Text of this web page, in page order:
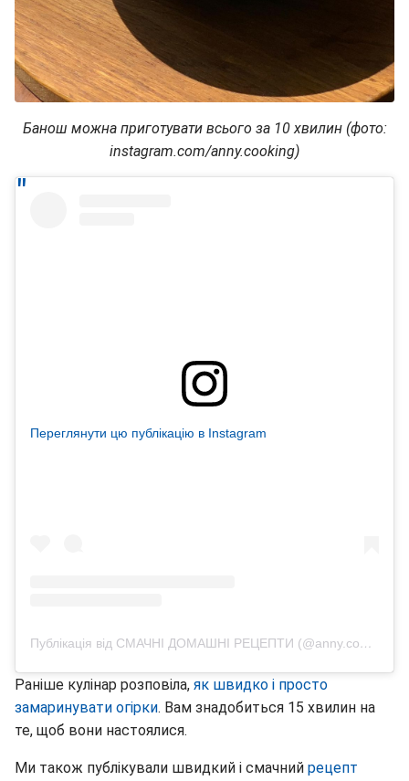
Банош можна приготувати всього за 10 хвилин (фото:
instagram.com/anny.cooking)
Переглянути цю публікацію в Instagram
Публікація від СМАЧНІ ДОМАШНІ РЕЦЕПТИ (@anny.cooking)
Раніше кулінар розповіла, як швидко і просто
замаринувати огірки. Вам знадобиться 15 хвилин на
те, щоб вони настоялися.
Ми також публікували швидкий і смачний рецепт